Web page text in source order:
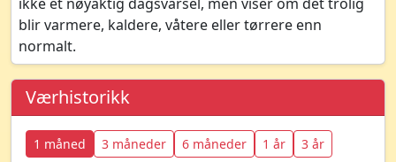
blir varmere, kaldere, våtere eller tørrere enn
normalt.
Værhistorikk
1 måned 3 måneder 6 måneder 1 år 3 år